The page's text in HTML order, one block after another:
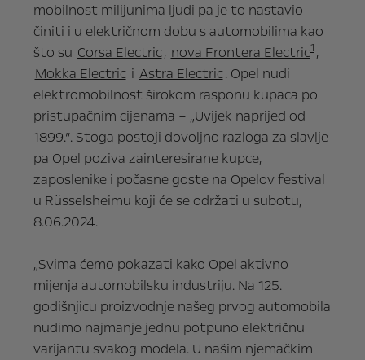
mobilnost milijunima ljudi pa je to nastavio
činiti i u električnom dobu s automobilima kao
što su Corsa Electric, nova Frontera Electric1 ,
Mokka Electric i Astra Electric. Opel nudi
elektromobilnost širokom rasponu kupaca po
pristupačnim cijenama – „Uvijek naprijed od
1899.”. Stoga postoji dovoljno razloga za slavlje
pa Opel poziva zainteresirane kupce,
zaposlenike i počasne goste na Opelov festival
u Rüsselsheimu koji će se održati u subotu,
8.06.2024.
„Svima ćemo pokazati kako Opel aktivno
mijenja automobilsku industriju. Na 125.
godišnjicu proizvodnje našeg prvog automobila
nudimo najmanje jednu potpuno električnu
varijantu svakog modela. U našim njemačkim